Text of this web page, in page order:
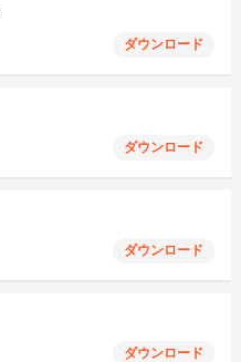
ダウンロード
ダウンロード
ダウンロード
ダウンロード